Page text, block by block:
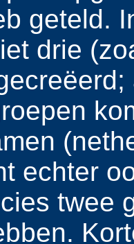
geteld.
drie
echter
twee